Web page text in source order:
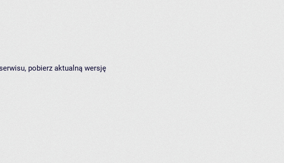
pobierz aktualną wersję